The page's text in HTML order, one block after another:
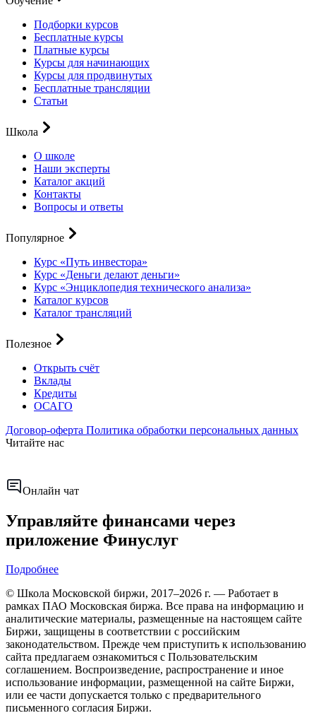
Подборки курсов
Бесплатные курсы
Платные курсы
Курсы для начинающих
Курсы для продвинутых
Бесплатные трансляции
Статьи
Школа
О школе
Наши эксперты
Каталог акций
Контакты
Вопросы и ответы
Популярное
Курс «Путь инвестора»
Курс «Деньги делают деньги»
Курс «Энциклопедия технического анализа»
Каталог курсов
Каталог трансляций
Полезное
Открыть счёт
Вклады
Кредиты
ОСАГО
Договор-оферта Политика обработки персональных данных
Читайте нас
Онлайн чат
Управляйте финансами через
приложение Финуслуг
Подробнее
© Школа Московской биржи, 2017–2026 г. — Работает в
рамках ПАО Московская биржа. Все права на информацию и
аналитические материалы, размещенные на настоящем сайте
Биржи, защищены в соответствии с российским
законодательством. Прежде чем приступить к использованию
сайта предлагаем ознакомиться с Пользовательским
соглашением. Воспроизведение, распространение и иное
использование информации, размещенной на сайте Биржи,
или ее части допускается только с предварительного
письменного согласия Биржи.